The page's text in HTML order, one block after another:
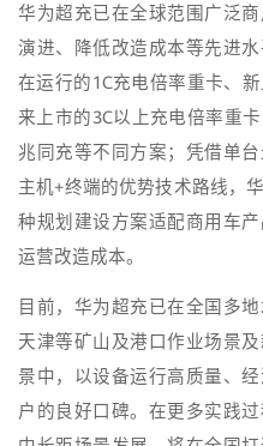
华为超充已在全球范围广泛
演进、降低改造成本等先进
在运行的1C充电倍率重卡、
来上市的3C以上充电倍率重
兆同充等不同方案；凭借单
主机+终端的优势技术路线，
种规划建设方案适配商用车
运营改造成本。
目前，华为超充已在全国多
天津等矿山及港口作业场景
景中，以设备运行高质量、
户的良好口碑。在更多实践